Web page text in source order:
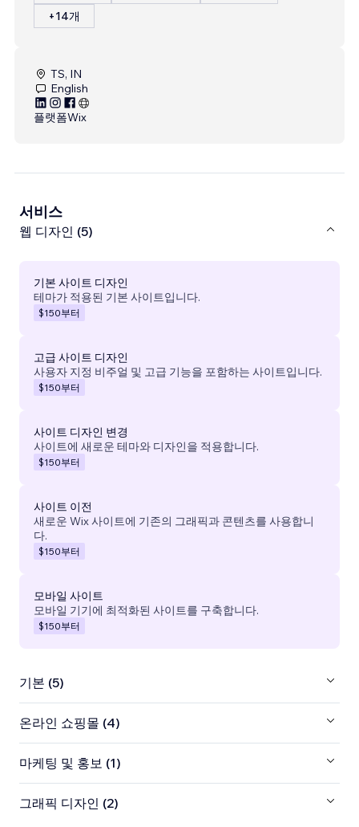
+14개
TS, IN
English
플랫폼Wix
서비스
웹 디자인 (5)
기본 사이트 디자인
테마가 적용된 기본 사이트입니다.
$150부터
고급 사이트 디자인
사용자 지정 비주얼 및 고급 기능을 포함하는 사이트입니다.
$150부터
사이트 디자인 변경
사이트에 새로운 테마와 디자인을 적용합니다.
$150부터
사이트 이전
새로운 Wix 사이트에 기존의 그래픽과 콘텐츠를 사용합니
다.
$150부터
모바일 사이트
모바일 기기에 최적화된 사이트를 구축합니다.
$150부터
기본 (5)
온라인 쇼핑몰 (4)
마케팅 및 홍보 (1)
그래픽 디자인 (2)